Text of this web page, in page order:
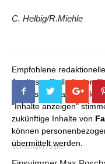
C. Helbig/R.Miehle
Empfohlene
An dieser Stelle finden
die unser
"Inhalte anzeigen"
zukünftige Inhalte von
können
übermittelt werden.
Vorheriger Artikel